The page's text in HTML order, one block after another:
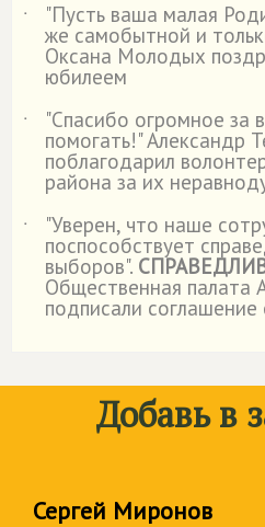
˙
"Пусть ваша малая
же самобытной и
Оксана Молодых
юбилеем
˙
"Спасибо огромное за
помогать!" Александр
поблагодарил
района за их
˙
"Уверен, что наше
поспособствует
выборов".
Общественная палата
подписали
Добавь в
Сергей Миронов